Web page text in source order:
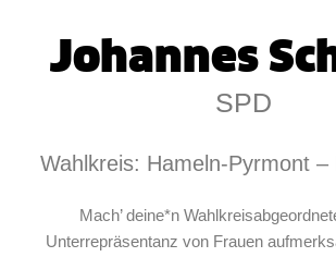
Johannes
SPD
Wahlkreis: Hameln-Pyrmont –
Mach’ deine*n
Unterrepräsentanz von Frauen